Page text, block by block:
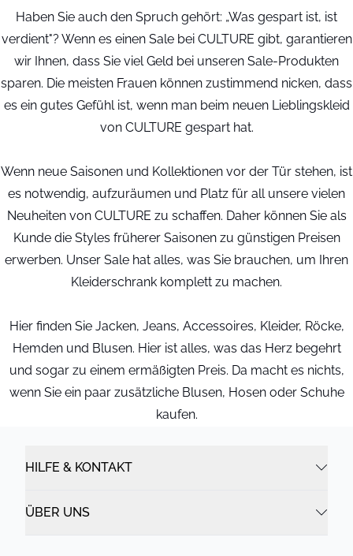
Haben Sie auch den Spruch gehört: „Was gespart ist, ist
verdient"? Wenn es einen Sale bei CULTURE gibt, garantieren
wir Ihnen, dass Sie viel Geld bei unseren Sale-Produkten
sparen. Die meisten Frauen können zustimmend nicken, dass
es ein gutes Gefühl ist, wenn man beim neuen Lieblingskleid
von CULTURE gespart hat.
Wenn neue Saisonen und Kollektionen vor der Tür stehen, ist
es notwendig, aufzuräumen und Platz für all unsere vielen
Neuheiten von CULTURE zu schaffen. Daher können Sie als
Kunde die Styles früherer Saisonen zu günstigen Preisen
erwerben. Unser Sale hat alles, was Sie brauchen, um Ihren
Kleiderschrank komplett zu machen.
Hier finden Sie Jacken, Jeans, Accessoires, Kleider, Röcke,
Hemden und Blusen. Hier ist alles, was das Herz begehrt
und sogar zu einem ermäßigten Preis. Da macht es nichts,
wenn Sie ein paar zusätzliche Blusen, Hosen oder Schuhe
kaufen.
HILFE & KONTAKT
ÜBER UNS